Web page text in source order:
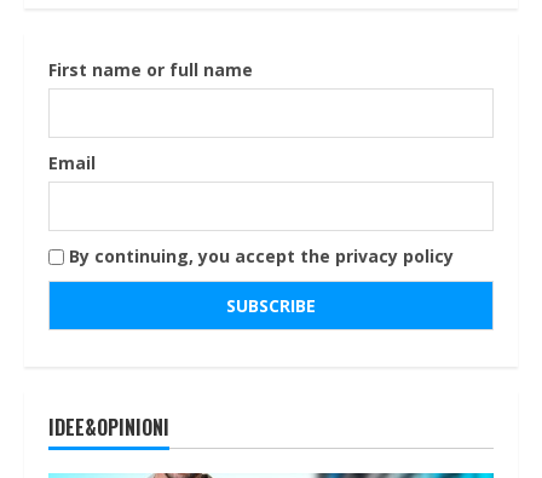
First name or full name
Email
By continuing, you accept the privacy policy
IDEE&OPINIONI